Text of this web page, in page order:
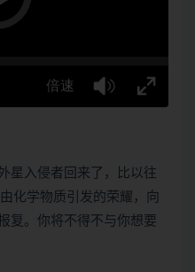
星入侵者回来了，比以往
化学物质引发的荣耀，向
复。你将不得不与你想要